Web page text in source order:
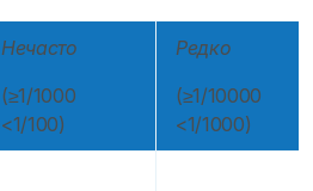
Нечасто
(≥1/1000
<1/100)
Редко
(≥1/10000
<1/1000)